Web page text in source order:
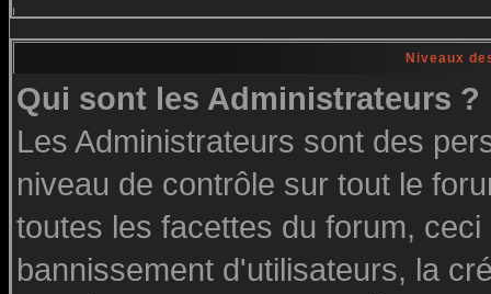
Niveaux
Qui sont les Administrateurs ?
Les Administrateurs sont des
niveau de contrôle sur tout le
toutes les facettes du forum,
bannissement d'utilisateurs, la